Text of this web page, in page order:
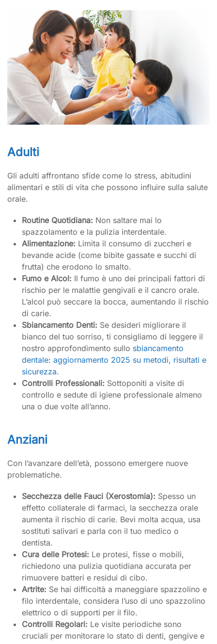
Adulti
Gli adulti affrontano sfide come lo stress, abitudini
alimentari e stili di vita che possono influire sulla salute
orale.
Routine Quotidiana: Non saltare mai lo
spazzolamento e la pulizia interdentale.
Alimentazione: Limita il consumo di zuccheri e
bevande acide (come bibite gassate e succhi di
frutta) che erodono lo smalto.
Fumo e Alcol: Il fumo è uno dei principali fattori di
rischio per le malattie gengivali e il cancro orale.
L’alcol può seccare la bocca, aumentando il rischio
di carie.
Sbiancamento Denti: Se desideri migliorare il
bianco del tuo sorriso, ti consigliamo di leggere il
nostro approfondimento sullo sbiancamento
dentale: aggiornamento 2025 su metodi, risultati e
sicurezza.
Controlli Professionali: Sottoponiti a visite di
controllo e sedute di igiene professionale almeno
una o due volte all’anno.
Anziani
Con l’avanzare dell’età, possono emergere nuove
problematiche.
Secchezza delle Fauci (Xerostomia): Spesso un
effetto collaterale di farmaci, la secchezza orale
aumenta il rischio di carie. Bevi molta acqua, usa
sostituti salivari e parla con il tuo medico o
dentista.
Cura delle Protesi: Le protesi, fisse o mobili,
richiedono una pulizia quotidiana accurata per
rimuovere batteri e residui di cibo.
Artrite: Se hai difficoltà a maneggiare spazzolino e
filo interdentale, considera l’uso di uno spazzolino
elettrico o di supporti per il filo.
Controlli Regolari: Le visite periodiche sono
cruciali per monitorare lo stato di denti, gengive e